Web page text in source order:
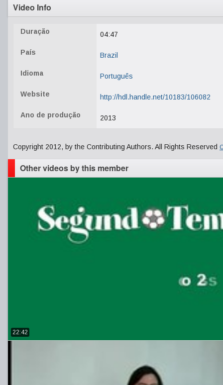
Video Info
Duração 04:47
País Brazil
Idioma Português
Website http://hdl.handle.net/10183/106082
Ano de produção 2013
Copyright 2012, by the Contributing Authors. All Rights Reserved
Other videos by this member
22:42